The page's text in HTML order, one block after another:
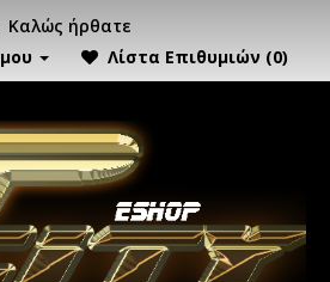
Καλώς ήρθατε
Λίστα Επιθυμιών (0)